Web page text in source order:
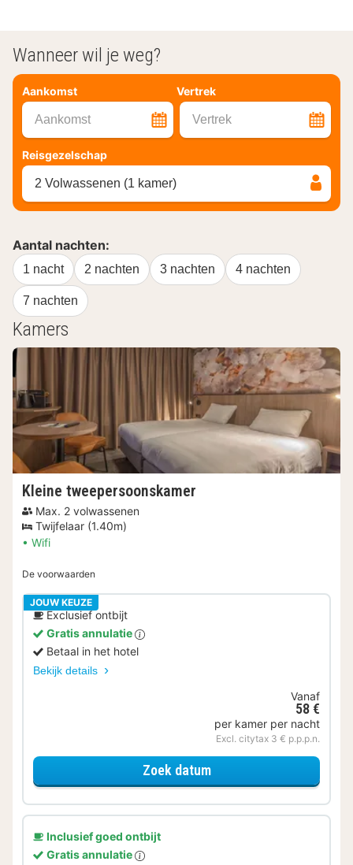
Wanneer wil je weg?
Aankomst Vertrek
Aankomst Vertrek
Reisgezelschap
2 Volwassenen (1 kamer)
Aantal nachten:
1 nacht 2 nachten 3 nachten 4 nachten
7 nachten
Kamers
Kleine tweepersoonskamer
Max. 2 volwassenen
Twijfelaar (1.40m)
Wifi
De voorwaarden
JOUW KEUZE
Exclusief ontbijt
Gratis annulatie
Betaal in het hotel
Bekijk details
Vanaf
58 €
per kamer per nacht
Excl. citytax 3 € p.p.p.n.
Zoek datumvoor Kleine
Inclusief goed ontbijt
Gratis annulatie